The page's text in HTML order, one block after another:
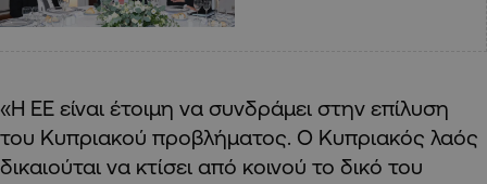
«Η ΕΕ είναι έτοιμη να συνδράμει στην επίλυση
του Κυπριακού προβλήματος. Ο Κυπριακός λαός
δικαιούται να κτίσει από κοινού το δικό του